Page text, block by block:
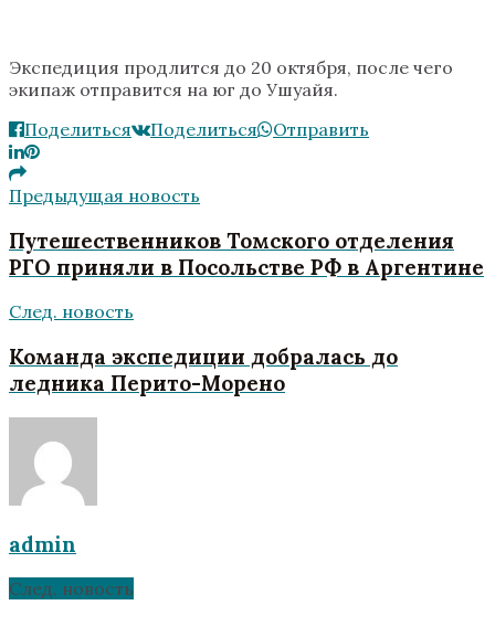
Экспедиция продлится до 20 октября, после чего
экипаж отправится на юг до Ушуайя.
Поделиться
Поделиться Отправить
Предыдущая новость
Путешественников Томского отделения
РГО приняли в Посольстве РФ в Аргентине
След. новость
Команда экспедиции добралась до
ледника Перито-Морено
admin
След. новость